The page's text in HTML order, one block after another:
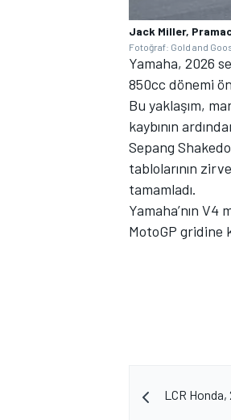
Jack Miller,
Fotoğraf: Gold and
Yamaha, 2026
850cc dönemi
Bu yaklaşım,
kaybının
Sepang
tablolarının
tamamladı.
Yamaha’nın
MotoGP gridine
LCR